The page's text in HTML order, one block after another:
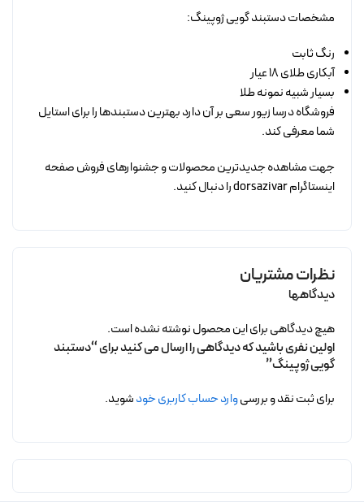
مشخصات دستبند گویی ژوپینگ:
رنگ ثابت
آبکاری طلای 18 عیار
بسیار شبیه نمونه طلا
فروشگاه درسا زیور سعی بر آن دارد بهترین دستبندها را برای استایل
شما معرفی کند.
جهت مشاهده جدیدترین محصولات و جشنوارهای فروش صفحه
اینستاگرام dorsazivar را دنبال کنید.
نظرات مشتریان
دیدگاهها
هیچ دیدگاهی برای این محصول نوشته نشده است.
اولین نفری باشید که دیدگاهی را ارسال می کنید برای “دستبند
گویی ژوپینگ”
برای ثبت نقد و بررسیوارد حساب کاربری خودشوید.